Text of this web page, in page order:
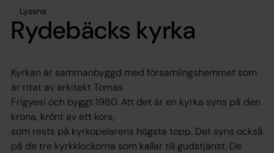
Lyssna
Rydebäcks kyrka
Kyrkan är sammanbyggd med församlingshemmet som
är ritat av arkitekt Tomas
Frigyesi och byggt 1980. Att det är en kyrka syns på den
krona, krönt av ett kors,
som rests på kyrkopelarens högsta topp. Det syns också
på de tre kyrkklockorna som kallar till gudstjänst. De